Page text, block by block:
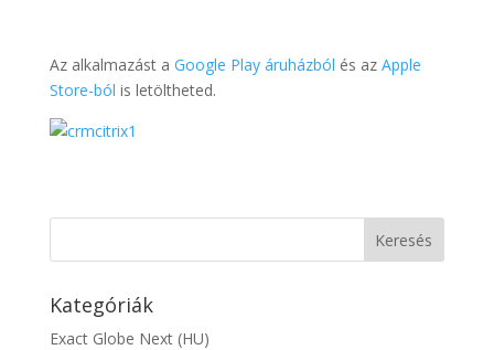
Az alkalmazást a Google Play áruházból és az Apple
Store-ból is letöltheted.
Kategóriák
Exact Globe Next (HU)